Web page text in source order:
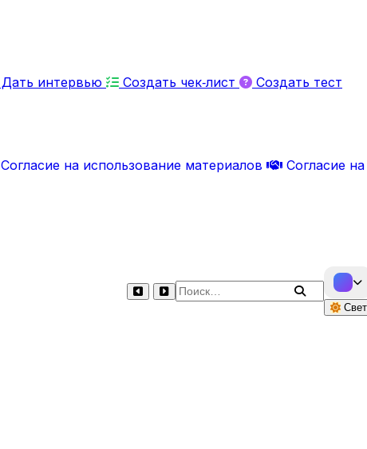
Дать интервью Создать чек‑лист Создать тест
Согласие на использование материалов Согласие
Поиск по сайту